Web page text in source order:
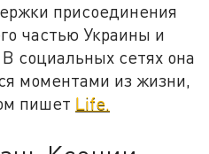
присоединения
частью Украины и
социальных сетях она
моментами из жизни,
пишет Life.